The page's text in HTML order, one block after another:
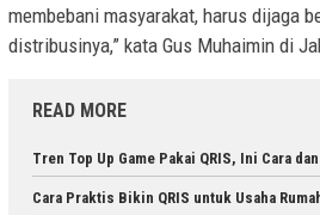
membebani masyarakat, harus dijaga
distribusinya,” kata Gus Muhaimin di
READ MORE
Tren Top Up Game Pakai QRIS, Ini Cara
Cara Praktis Bikin QRIS untuk Usaha